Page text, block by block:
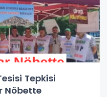
Tepkisi
Nöbette